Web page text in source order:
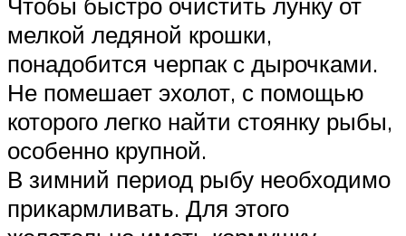
мелкой ледяной крошки,
понадобится черпак с дырочками.
Не помешает эхолот, с помощью
которого легко найти стоянку рыбы,
особенно крупной.
В зимний период рыбу необходимо
прикармливать. Для этого